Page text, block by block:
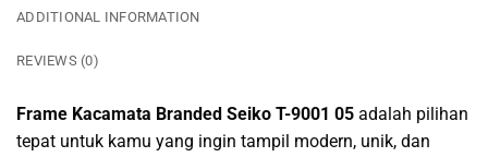
ADDITIONAL INFORMATION
REVIEWS (0)
Frame Kacamata Branded Seiko T-9001 05 adalah pilihan
tepat untuk kamu yang ingin tampil modern, unik, dan